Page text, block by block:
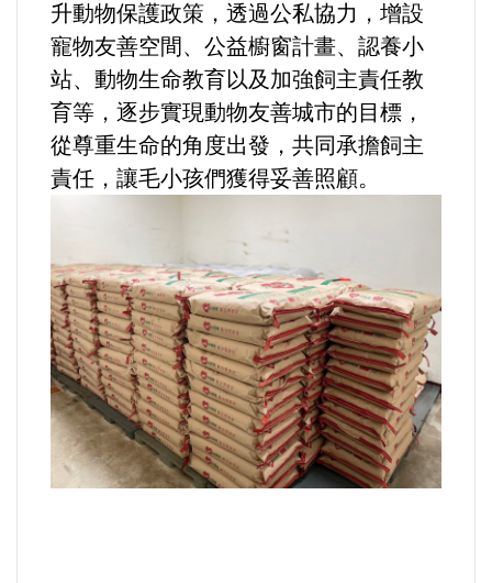
發明/專利
文化資產/文物保護
旅館/民宿
好人好事/人物介紹
升動物保護政策，透過公私協力，增設
寵物友善空間、公益櫥窗計畫、認養小
站、動物生命教育以及加強飼主責任教
育等，逐步實現動物友善城市的目標，
從尊重生命的角度出發，共同承擔飼主
責任，讓毛小孩們獲得妥善照顧。